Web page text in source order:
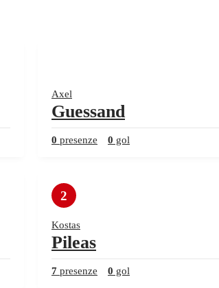
Axel
Guessand
0 presenze 0 gol
2
Kostas
Pileas
7 presenze 0 gol